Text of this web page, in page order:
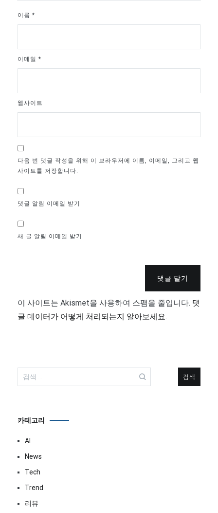
이름 *
이메일 *
웹사이트
다음 번 댓글 작성을 위해 이 브라우저에 이름, 이메일, 그리고 웹
사이트를 저장합니다.
댓글 알림 이메일 받기
새 글 알림 이메일 받기
댓글 달기
이 사이트는 Akismet을 사용하여 스팸을 줄입니다. 댓
글 데이터가 어떻게 처리되는지 알아보세요.
색:
카테고리
AI
News
Tech
Trend
리뷰